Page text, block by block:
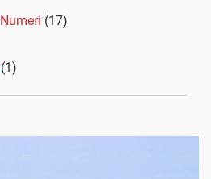
Numeri (17)
(1)